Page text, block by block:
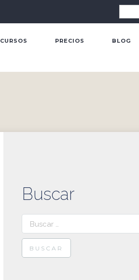
CURSOS PRECIOS BLOG
Buscar
Buscar: